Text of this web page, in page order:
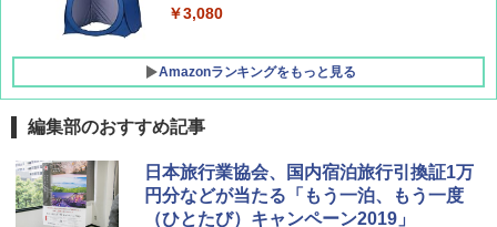
テント PATCW-200B エクルベージュ
￥3,080
Amazonランキングをもっと見る
編集部のおすすめ記事
日本旅行業協会、国内宿泊旅行引換証1万
円分などが当たる「もう一泊、もう一度
（ひとたび）キャンペーン2019」